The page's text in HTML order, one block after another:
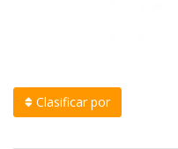
Clasificar por